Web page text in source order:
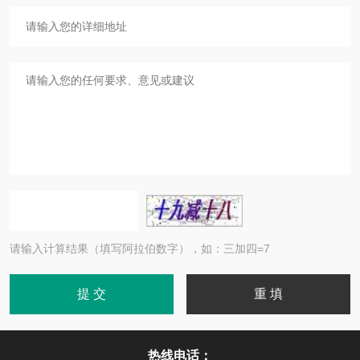
请输入计算结果（填写阿拉伯数字），如：三加四=7
热线电话：